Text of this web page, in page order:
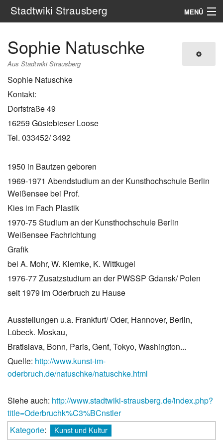
Stadtwiki Strausberg MENÜ
Portale
Sophie Natuschke
Aus Stadtwiki Strausberg
Sophie Natuschke
Kontakt:
Dorfstraße 49
16259 Güstebieser Loose
Tel. 033452/ 3492
1950 in Bautzen geboren
1969-1971 Abendstudium an der Kunsthochschule Berlin
Weißensee bei Prof.
Kies im Fach Plastik
1970-75 Studium an der Kunsthochschule Berlin
Weißensee Fachrichtung
Grafik
bei A. Mohr, W. Klemke, K. Wittkugel
1976-77 Zusatzstudium an der PWSSP Gdansk/ Polen
seit 1979 im Oderbruch zu Hause
Ausstellungen u.a. Frankfurt/ Oder, Hannover, Berlin,
Lübeck. Moskau,
Bratislava, Bonn, Paris, Genf, Tokyo, Washington...
Quelle: http://www.kunst-im-
oderbruch.de/natuschke/natuschke.html
Siehe auch: http://www.stadtwiki-strausberg.de/index.php?
title=Oderbruchk%C3%BCnstler
Kategorie: Kunst und Kultur